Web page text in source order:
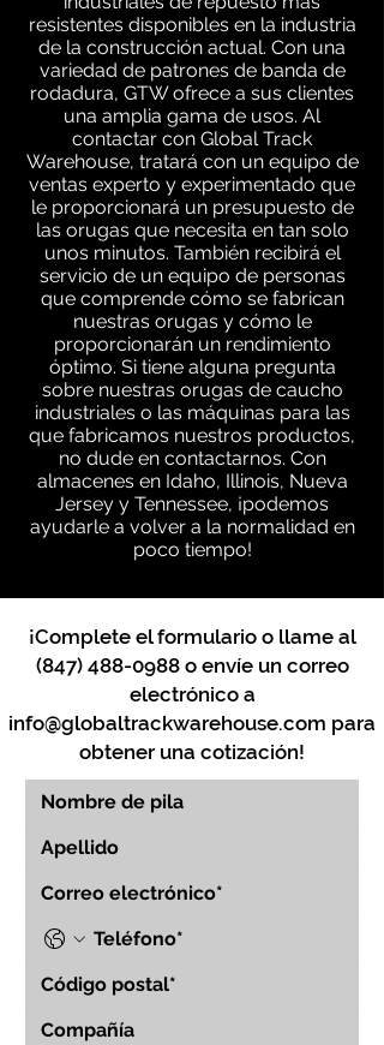
resistentes disponibles en la industria
de la construcción actual. Con una
variedad de patrones de banda de
rodadura, GTW ofrece a sus clientes
una amplia gama de usos. Al
contactar con Global Track
Warehouse, tratará con un equipo de
ventas experto y experimentado que
le proporcionará un presupuesto de
las orugas que necesita en tan solo
unos minutos. También recibirá el
servicio de un equipo de personas
que comprende cómo se fabrican
nuestras orugas y cómo le
proporcionarán un rendimiento
óptimo. Si tiene alguna pregunta
sobre nuestras orugas de caucho
industriales o las máquinas para las
que fabricamos nuestros productos,
no dude en contactarnos. Con
almacenes en Idaho, Illinois, Nueva
Jersey y Tennessee, ¡podemos
ayudarle a volver a la normalidad en
poco tiempo!
¡Complete el formulario o llame al
(847) 488-0988o envíe un correo
electrónico a
info@globaltrackwarehouse.com para
obtener una cotización!